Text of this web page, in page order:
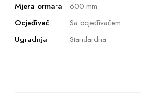
Mjera ormara
600 mm
Ocjeđivač
Sa ocjeđivačem
Ugradnja
Standardna